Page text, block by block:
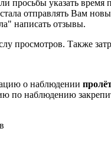
просьбы указать
отправлять Вам
написать отзывы.
Также
о наблюдении
по наблюдению